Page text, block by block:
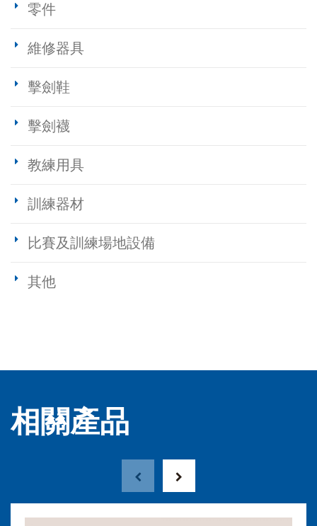
零件
維修器具
擊劍鞋
擊劍襪
教練用具
訓練器材
比賽及訓練場地設備
其他
相關產品